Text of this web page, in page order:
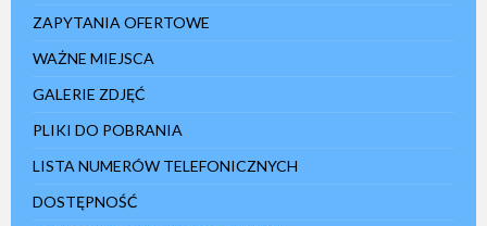
ZAPYTANIA OFERTOWE
WAŻNE MIEJSCA
GALERIE ZDJĘĆ
PLIKI DO POBRANIA
LISTA NUMERÓW TELEFONICZNYCH
DOSTĘPNOŚĆ